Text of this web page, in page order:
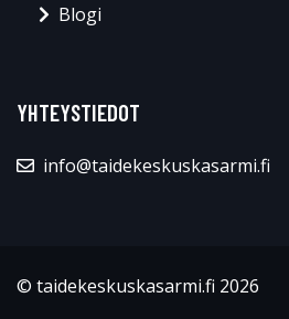
Blogi
YHTEYSTIEDOT
info@taidekeskuskasarmi.fi
© taidekeskuskasarmi.fi 2026